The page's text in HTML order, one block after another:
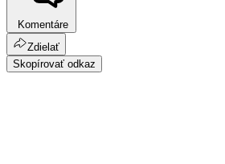
Komentáre
Zdielať
Skopírovať odkaz